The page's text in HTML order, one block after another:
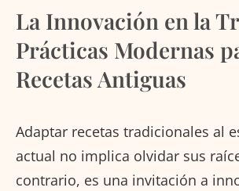
La Innovación en la
Prácticas Modernas
Recetas Antiguas
Adaptar recetas tradicionales al
actual no implica olvidar sus
contrario, es una invitación a